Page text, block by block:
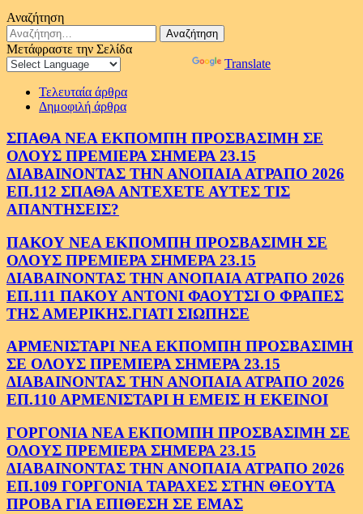
Αναζήτηση
Αναζήτηση
για:
Μετάφραστε την Σελίδα
Translate
Τελευταία άρθρα
Δημοφιλή άρθρα
ΣΠΑΘΑ ΝΕΑ ΕΚΠΟΜΠΗ ΠΡΟΣΒΑΣΙΜΗ ΣΕ
ΟΛΟΥΣ ΠΡΕΜΙΕΡΑ ΣΗΜΕΡΑ 23.15
ΔΙΑΒΑΙΝΟΝΤΑΣ ΤΗΝ ΑΝΟΠΑΙΑ ΑΤΡΑΠΟ 2026
ΕΠ.112 ΣΠΑΘΑ ΑΝΤΕΧΕΤΕ ΑΥΤΕΣ ΤΙΣ
ΑΠΑΝΤΗΣΕΙΣ?
ΠΑΚΟΥ ΝΕΑ ΕΚΠΟΜΠΗ ΠΡΟΣΒΑΣΙΜΗ ΣΕ
ΟΛΟΥΣ ΠΡΕΜΙΕΡΑ ΣΗΜΕΡΑ 23.15
ΔΙΑΒΑΙΝΟΝΤΑΣ ΤΗΝ ΑΝΟΠΑΙΑ ΑΤΡΑΠΟ 2026
ΕΠ.111 ΠΑΚΟΥ ΑΝΤΟΝΙ ΦΑΟΥΤΣΙ Ο ΦΡΑΠΕΣ
ΤΗΣ ΑΜΕΡΙΚΗΣ.ΓΙΑΤΙ ΣΙΩΠΗΣΕ
ΑΡΜΕΝΙΣΤΑΡΙ ΝΕΑ ΕΚΠΟΜΠΗ ΠΡΟΣΒΑΣΙΜΗ
ΣΕ ΟΛΟΥΣ ΠΡΕΜΙΕΡΑ ΣΗΜΕΡΑ 23.15
ΔΙΑΒΑΙΝΟΝΤΑΣ ΤΗΝ ΑΝΟΠΑΙΑ ΑΤΡΑΠΟ 2026
ΕΠ.110 ΑΡΜΕΝΙΣΤΑΡΙ Η ΕΜΕΙΣ Η ΕΚΕΙΝΟΙ
ΓΟΡΓΟΝΙΑ ΝΕΑ ΕΚΠΟΜΠΗ ΠΡΟΣΒΑΣΙΜΗ ΣΕ
ΟΛΟΥΣ ΠΡΕΜΙΕΡΑ ΣΗΜΕΡΑ 23.15
ΔΙΑΒΑΙΝΟΝΤΑΣ ΤΗΝ ΑΝΟΠΑΙΑ ΑΤΡΑΠΟ 2026
ΕΠ.109 ΓΟΡΓΟΝΙΑ ΤΑΡΑΧΕΣ ΣΤΗΝ ΘΕΟΥΤΑ
ΠΡΟΒΑ ΓΙΑ ΕΠΙΘΕΣΗ ΣΕ ΕΜΑΣ